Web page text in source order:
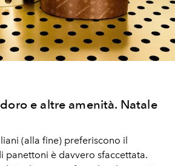
e altre amenità. Natale
(alla fine) preferiscono il
panettoni è davvero sfaccettata.